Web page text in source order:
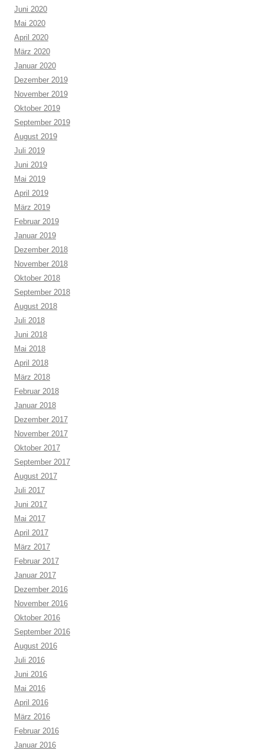
Juni 2020
Mai 2020
April 2020
März 2020
Januar 2020
Dezember 2019
November 2019
Oktober 2019
September 2019
August 2019
Juli 2019
Juni 2019
Mai 2019
April 2019
März 2019
Februar 2019
Januar 2019
Dezember 2018
November 2018
Oktober 2018
September 2018
August 2018
Juli 2018
Juni 2018
Mai 2018
April 2018
März 2018
Februar 2018
Januar 2018
Dezember 2017
November 2017
Oktober 2017
September 2017
August 2017
Juli 2017
Juni 2017
Mai 2017
April 2017
März 2017
Februar 2017
Januar 2017
Dezember 2016
November 2016
Oktober 2016
September 2016
August 2016
Juli 2016
Juni 2016
Mai 2016
April 2016
März 2016
Februar 2016
Januar 2016